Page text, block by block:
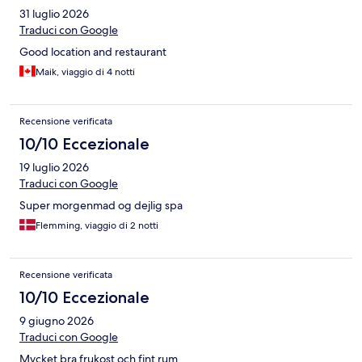
31 luglio 2026
Traduci con Google
Good location and restaurant
Maik, viaggio di 4 notti
Recensione verificata
10/10 Eccezionale
19 luglio 2026
Traduci con Google
Super morgenmad og dejlig spa
Flemming, viaggio di 2 notti
Recensione verificata
10/10 Eccezionale
9 giugno 2026
Traduci con Google
Mycket bra frukost och fint rum